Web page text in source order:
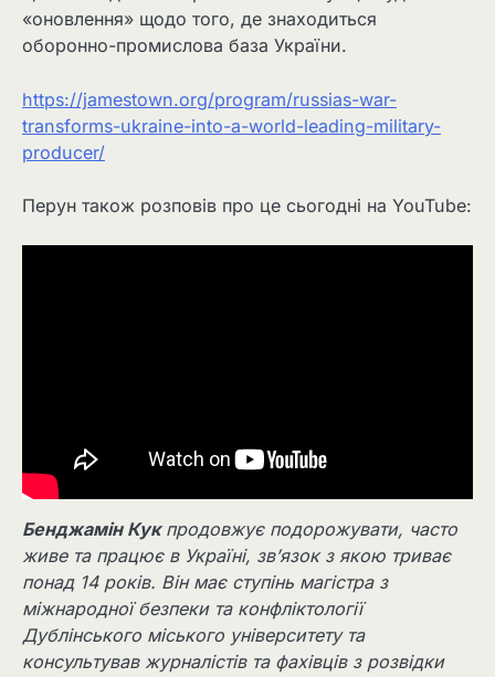
«оновлення» щодо того, де знаходиться
оборонно-промислова база України.
https://jamestown.org/program/russias-war-
transforms-ukraine-into-a-world-leading-military-
producer/
Перун також розповів про це сьогодні на YouTube:
Бенджамін Кукпродовжує подорожувати, часто
живе та працює в Україні, зв’язок з якою триває
понад 14 років. Він має ступінь магістра з
міжнародної безпеки та конфліктології
Дублінського міського університету та
консультував журналістів та фахівців з розвідки